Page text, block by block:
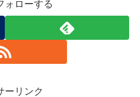
ォローする
ーリンク